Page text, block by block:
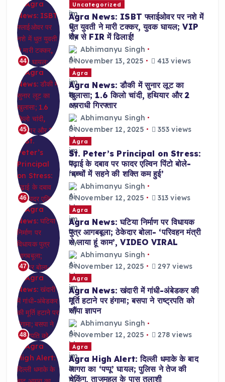
44
Uncategorized
Agra News: ISBT फ्लाईओवर पर नशे में
धुत युवती ने मारी टक्कर, युवक घायल; VIP
रौब से FIR में ढिलाई!
Abhimanyu Singh
November 13, 2025
413 views
45
Agra
Agra News: डौकी में सुनार लूट का
खुलासा; 1.6 किलो चांदी, हथियार और 2
अपराधी गिरफ्तार
Abhimanyu Singh
November 12, 2025
353 views
46
Agra
St. Peter’s Principal on Stress:
पढ़ाई के दबाव पर फादर एल्विन पिंटो बोले-
‘बच्चों में सहने की शक्ति कम हुई’
Abhimanyu Singh
November 12, 2025
313 views
47
Agra
Agra News: घटिया निर्माण पर विधायक
पुत्र आगबबूला; ठेकेदार बोला- ‘परिवहन मंत्री
से लाया हूं काम’, VIDEO VIRAL
Abhimanyu Singh
November 12, 2025
297 views
48
Agra
Agra News: खंदारी में गांधी-अंबेडकर की
मूर्ति हटाने पर हंगामा; बसपा ने राष्ट्रपति को
सौंपा ज्ञापन
Abhimanyu Singh
November 12, 2025
278 views
Agra
Agra High Alert: दिल्ली धमाके के बाद
आगरा का ‘पप्पू’ घायल; पुलिस ने तेज की
चेकिंग, ताजमहल के पास तलाशी